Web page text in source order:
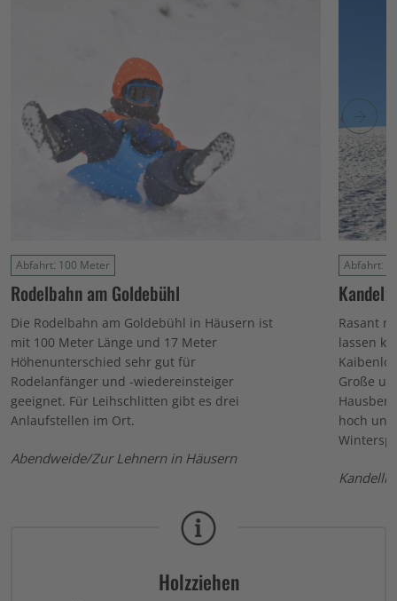
Abfahrt: 100 Meter
Rodelbahn am Goldebühl
Die Rodelbahn am Goldebühl in Häusern ist
mit 100 Meter Länge und 17 Meter
Höhenunterschied sehr gut für
Rodelanfänger und -wiedereinsteiger
geeignet. Für Leihschlitten gibt es drei
Anlaufstellen im Ort.
Abendweide/Zur Lehnern in Häusern
Abfahrt:
Rasant
lassen
Große
hoch
Holzziehen